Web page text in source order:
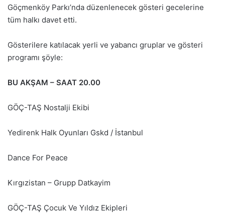
Göçmenköy Parkı’nda düzenlenecek gösteri gecelerine
tüm halkı davet etti.
Gösterilere katılacak yerli ve yabancı gruplar ve gösteri
programı şöyle:
BU AKŞAM – SAAT 20.00
GÖÇ-TAŞ Nostalji Ekibi
Yedirenk Halk Oyunları Gskd / İstanbul
Dance For Peace
Kırgızistan – Grupp Datkayim
GÖÇ-TAŞ Çocuk Ve Yıldız Ekipleri